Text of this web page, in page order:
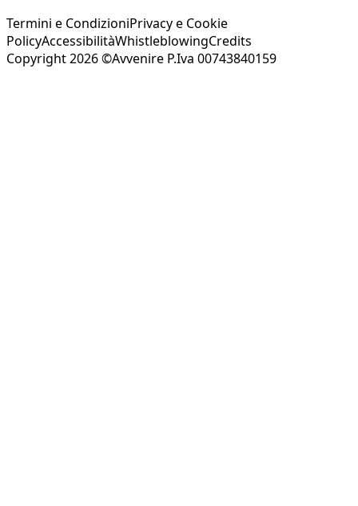
Termini e CondizioniPrivacy e Cookie
PolicyAccessibilitàWhistleblowingCredits
Copyright 2026 ©Avvenire P.Iva 00743840159